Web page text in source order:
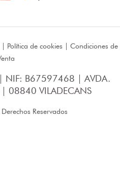
Política de cookies | Condiciones de
| NIF: B67597468 | AVDA.
| 08840 VILADECANS
Reservados